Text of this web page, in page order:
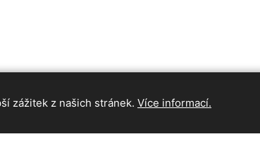
zážitek z našich stránek. Více informací.